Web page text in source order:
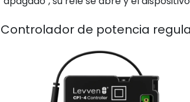
Controlador de potencia